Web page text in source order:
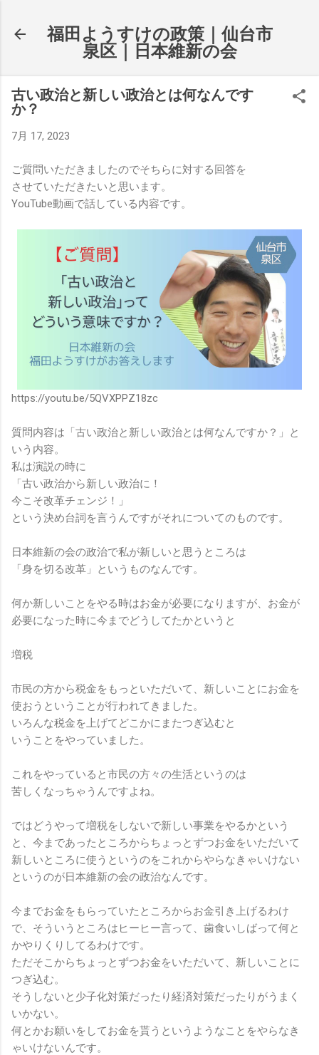
福田ようすけの政策｜仙台市
泉区｜日本維新の会
古い政治と新しい政治とは何なんです
か？
7月 17, 2023
ご質問いただきましたのでそちらに対する回答を
させていただきたいと思います。
YouTube動画で話している内容です。
https://youtu.be/5QVXPPZ18zc
質問内容は「古い政治と新しい政治とは何なんですか？」と
いう内容。
私は演説の時に
「古い政治から新しい政治に！
今こそ改革チェンジ！」
という決め台詞を言うんですがそれについてのものです。
日本維新の会の政治で私が新しいと思うところは
「身を切る改革」というものなんです。
何か新しいことをやる時はお金が必要になりますが、お金が
必要になった時に今までどうしてたかというと
増税
市民の方から税金をもっといただいて、新しいことにお金を
使おうということが行われてきました。
いろんな税金を上げてどこかにまたつぎ込むと
いうことをやっていました。
これをやっていると市民の方々の生活というのは
苦しくなっちゃうんですよね。
ではどうやって増税をしないで新しい事業をやるかという
と、今まであったところからちょっとずつお金をいただいて
新しいところに使うというのをこれからやらなきゃいけない
というのが日本維新の会の政治なんです。
今までお金をもらっていたところからお金引き上げるわけ
で、そういうところはヒーヒー言って、歯食いしばって何と
かやりくりしてるわけです。
ただそこからちょっとずつお金をいただいて、新しいことに
つぎ込む。
そうしないと少子化対策だったり経済対策だったりがうまく
いかない。
何とかお願いをしてお金を貰うというようなことをやらなき
ゃいけないんです。